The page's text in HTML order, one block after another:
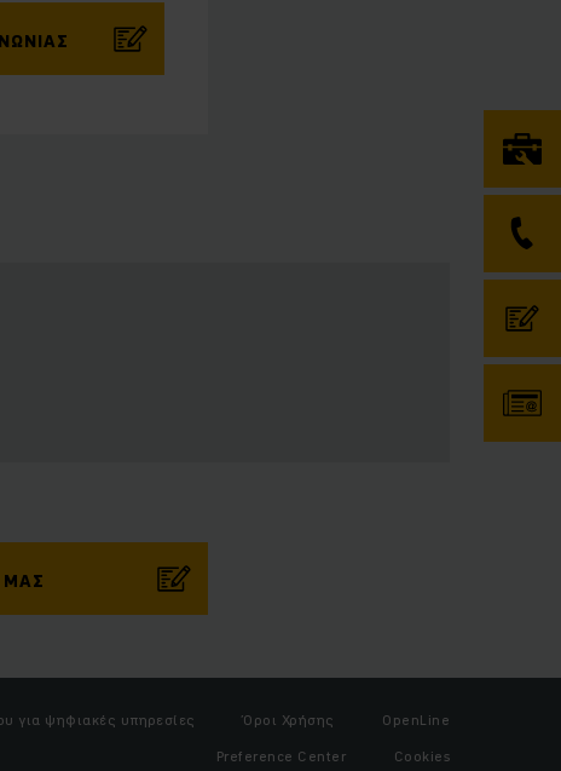
ΜΑΣ
για ψηφιακές υπηρεσίες Όροι Χρήσης
OpenLine
Preference Center
Cookies